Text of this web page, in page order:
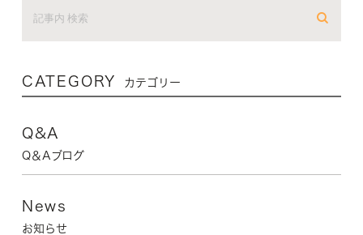
CATEGORY カテゴリー
Q&A
Q＆Aブログ
News
お知らせ